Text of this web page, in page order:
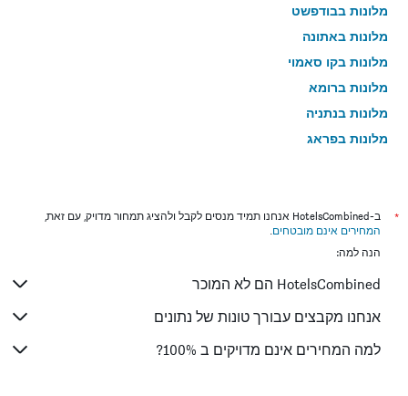
מלונות בבודפשט
מלונות באתונה
מלונות בקו סאמוי
מלונות ברומא
מלונות בנתניה
מלונות בפראג
מלונות בניו יורק
מלונות בבנגקוק
מלונות בבוקרשט
מלונות בפאפוס
מלונות בלימסול
*
ב-HotelsCombined אנחנו תמיד מנסים לקבל ולהציג תמחור מדויק, עם זאת,
המחירים אינם מובטחים.
הנה למה:
HotelsCombined הם לא המוכר
אנחנו מקבצים עבורך טונות של נתונים
למה המחירים אינם מדויקים ב 100%?